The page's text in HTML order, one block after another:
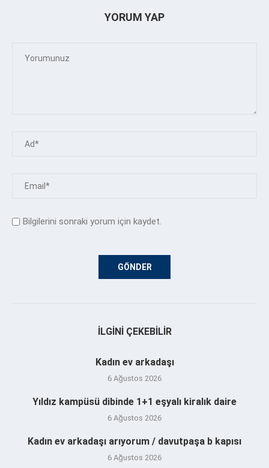
YORUM YAP
Bilgilerini sonraki yorum için kaydet.
İLGINI ÇEKEBILIR
Kadın ev arkadaşı
6 Ağustos 2026
Yıldız kampüsü dibinde 1+1 eşyalı kiralık daire
6 Ağustos 2026
Kadın ev arkadaşı arıyorum / davutpaşa b kapısı
6 Ağustos 2026